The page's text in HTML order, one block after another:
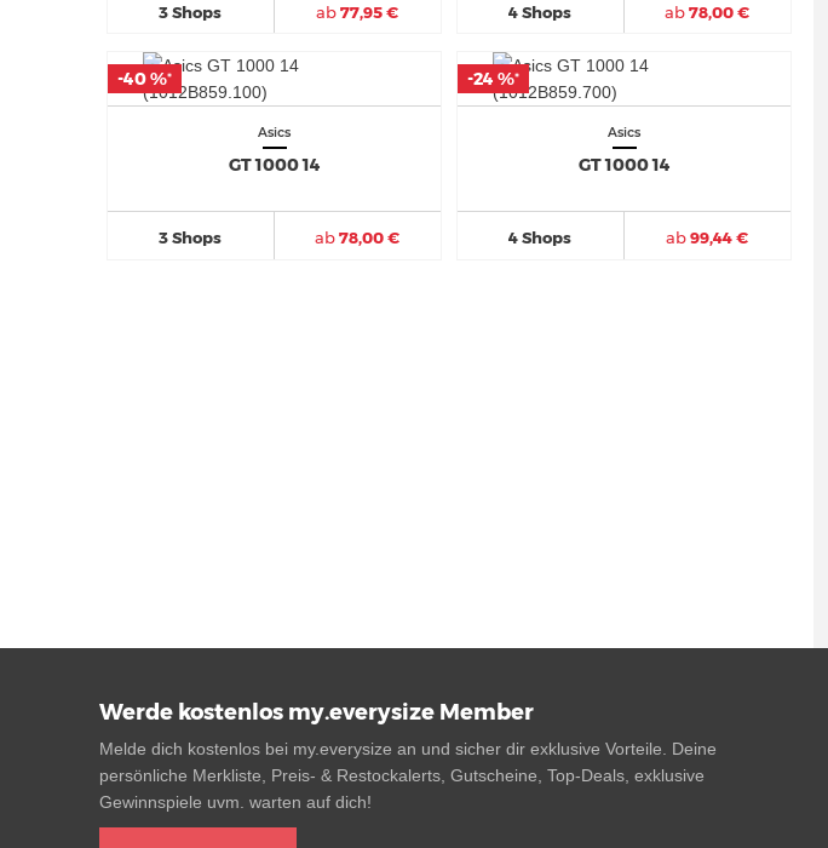
3 Shops ab77,95 € 4 Shops ab78,00 €
Asics
GT 1000 14
3 Shops ab78,00 €
-40 %*
-40 %*
Asics
GT 1000 14
4 Shops ab99,44 €
-24 %*
-24 %*
Werde kostenlos my.everysize Member
Melde dich kostenlos bei my.everysize an und sicher dir exklusive Vorteile. Deine
persönliche Merkliste, Preis- & Restockalerts, Gutscheine, Top-Deals, exklusive
Gewinnspiele uvm. warten auf dich!